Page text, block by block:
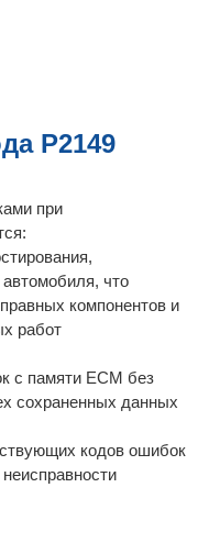
P2149
при
что
компонентов и
работ
с памяти ECM без
сохраненных данных
кодов ошибок